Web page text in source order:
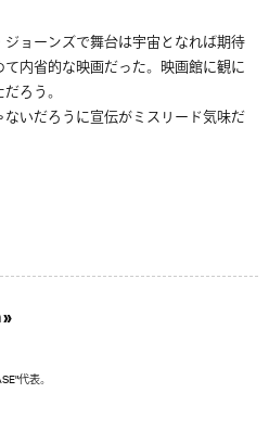
ョーンズで舞台は宇宙となれば期待
内省的な映画だった。映画館に観に
ろう。
いだろうに宣伝がミスリード気味だ
代表。